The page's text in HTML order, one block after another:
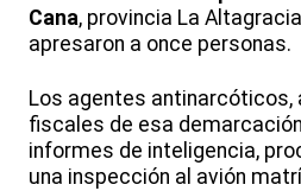
Cana, provincia La
apresaron a once personas.
Los agentes antinarcóticos,
fiscales de esa
informes de inteligencia,
una inspección al avión